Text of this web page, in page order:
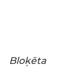
Bloķēta